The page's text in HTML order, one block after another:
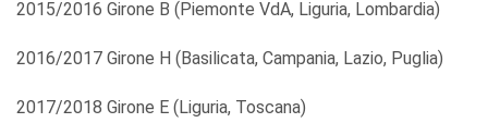
2015/2016 Girone B (Piemonte VdA, Liguria, Lombardia)
2016/2017 Girone H (Basilicata, Campania, Lazio, Puglia)
2017/2018 Girone E (Liguria, Toscana)